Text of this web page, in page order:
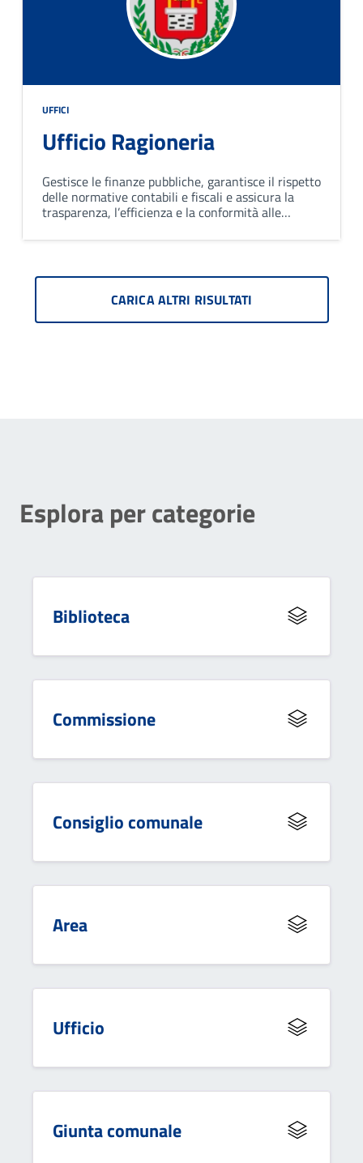
UFFICI
Ufficio Ragioneria
Gestisce le finanze pubbliche, garantisce il rispetto
delle normative contabili e fiscali e assicura la
trasparenza, l’efficienza e la conformità alle
CARICA ALTRI RISULTATI
Esplora per categorie
Biblioteca
Commissione
Consiglio comunale
Area
Ufficio
Giunta comunale